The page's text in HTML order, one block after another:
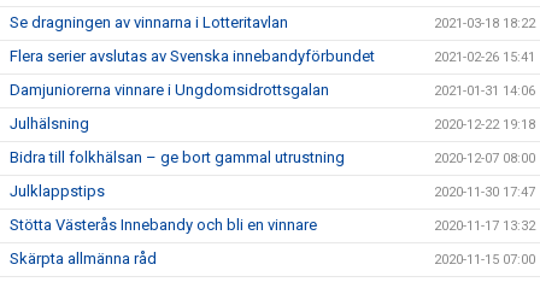
Se dragningen av vinnarna i Lotteritavlan 2021-03-18 18:22
Flera serier avslutas av Svenska innebandyförbundet 2021-02-26 15:41
Damjuniorerna vinnare i Ungdomsidrottsgalan 2021-01-31 14:06
Julhälsning 2020-12-22 19:18
Bidra till folkhälsan – ge bort gammal utrustning 2020-12-07 08:00
Julklappstips 2020-11-30 17:47
Stötta Västerås Innebandy och bli en vinnare 2020-11-17 13:32
Skärpta allmänna råd 2020-11-15 07:00